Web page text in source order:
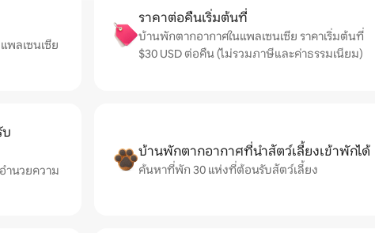
พลเซนเซีย
ราคาต่อคืนเริ่มต้นที่
บ้านพักตากอากาศในแพลเซนเซีย ราคาเริ่มต้นที่
$30 USD ต่อคืน (ไม่รวมภาษีและค่าธรรมเนียม)
ำนวยความ
บ้านพักตากอากาศที่นำสัตว์เลี้ยงเข้าพักได้
ค้นหาที่พัก 30 แห่งที่ต้อนรับสัตว์เลี้ยง